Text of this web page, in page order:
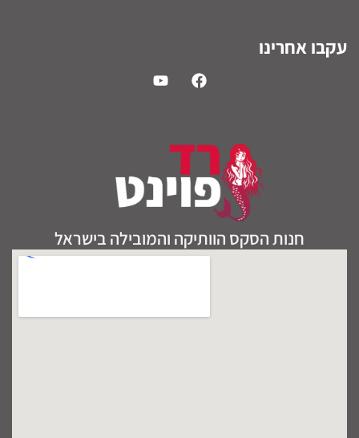
עקבו אחרינו
חנות הסקס הוותיקה והמובילה בישראל